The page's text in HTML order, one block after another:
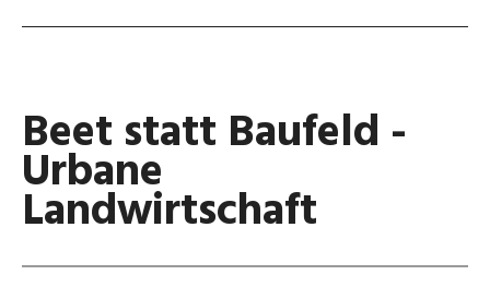
Beet statt Baufeld -
Urbane
Landwirtschaft